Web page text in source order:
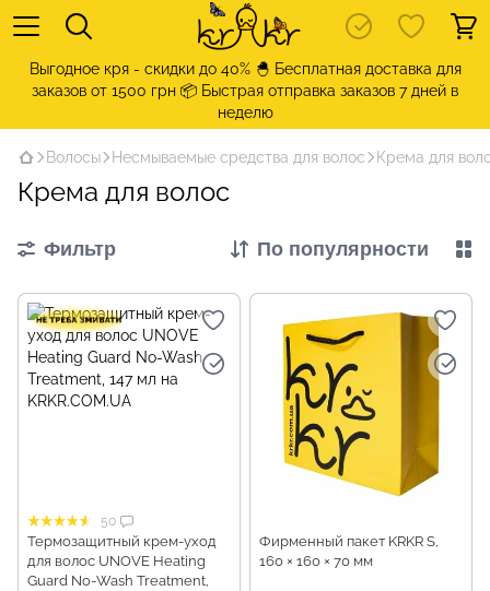
Выгодное кря - скидки до 40% 🐣 Бесплатная доставка для
заказов от 1500 грн 📦 Быстрая отправка заказов 7 дней в
неделю
Волосы Несмываемые средства для волос Крема для
Крема для волос
Фильтр По популярности
50
Термозащитный крем-уход
для волос UNOVE Heating
Guard No-Wash Treatment,
Фирменный пакет KRKR S,
160 × 160 × 70 мм